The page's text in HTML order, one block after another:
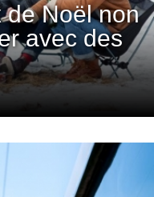
de Noël non
avec des